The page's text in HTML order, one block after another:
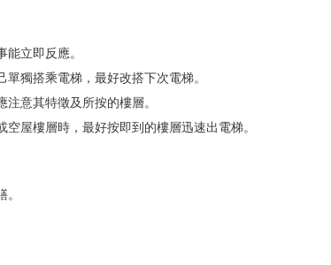
立即反應。
獨搭乘電梯，最好改搭下次電梯。
意其特徵及所按的樓層。
屋樓層時，最好按即到的樓層迅速出電梯。